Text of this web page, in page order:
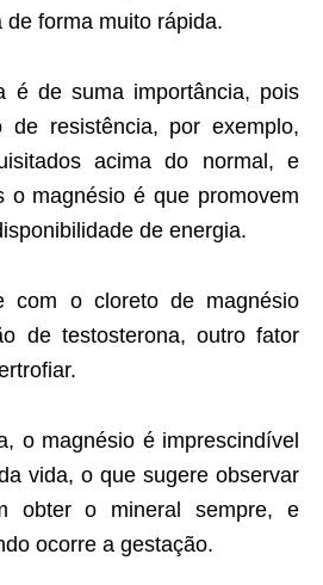
forma muito rápida.
é de suma importância, pois
de resistência, por exemplo,
acima do normal, e
o magnésio é que promovem
de energia.
com o cloreto de magnésio
de testosterona, outro fator
o magnésio é imprescindível
vida, o que sugere observar
obter o mineral sempre, e
ocorre a gestação.